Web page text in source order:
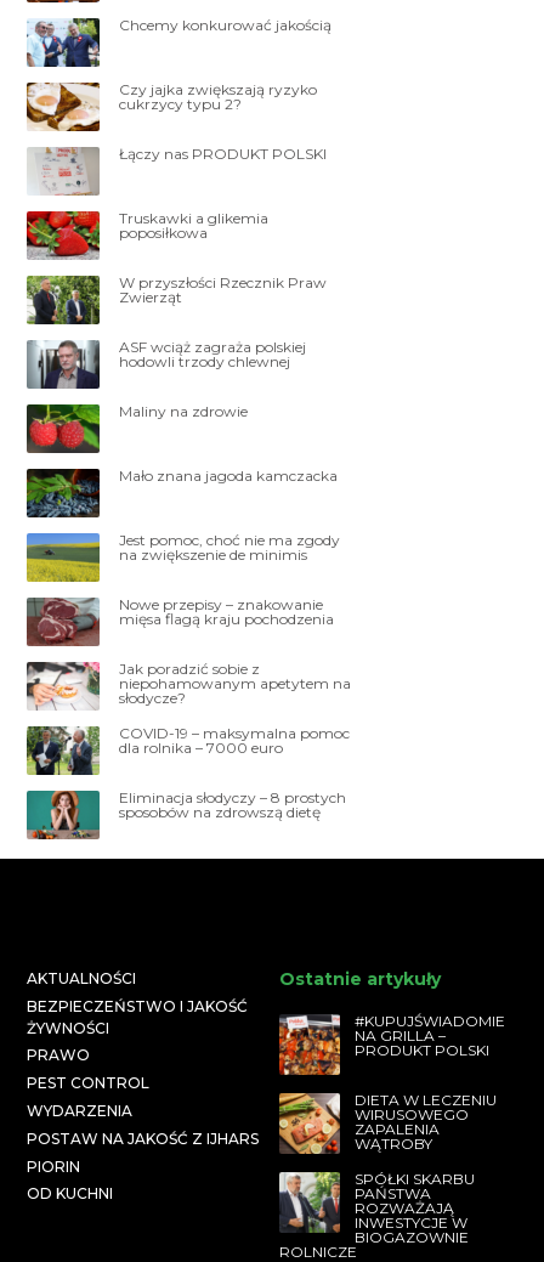
Chcemy konkurować jakością
Czy jajka zwiększają ryzyko
cukrzycy typu 2?
Łączy nas PRODUKT POLSKI
Truskawki a glikemia
poposiłkowa
W przyszłości Rzecznik Praw
Zwierząt
ASF wciąż zagraża polskiej
hodowli trzody chlewnej
Maliny na zdrowie
Mało znana jagoda kamczacka
Jest pomoc, choć nie ma zgody
na zwiększenie de minimis
Nowe przepisy – znakowanie
mięsa flagą kraju pochodzenia
Jak poradzić sobie z
niepohamowanym apetytem na
słodycze?
COVID-19 – maksymalna pomoc
dla rolnika – 7000 euro
Eliminacja słodyczy – 8 prostych
sposobów na zdrowszą dietę
AKTUALNOŚCI
BEZPIECZEŃSTWO I JAKOŚĆ
ŻYWNOŚCI
PRAWO
PEST CONTROL
WYDARZENIA
POSTAW NA JAKOŚĆ Z IJHARS
PIORIN
OD KUCHNI
Ostatnie artykuły
#KUPUJŚWIADOMIE
NA GRILLA –
PRODUKT POLSKI
DIETA W LECZENIU
WIRUSOWEGO
ZAPALENIA
WĄTROBY
SPÓŁKI SKARBU
PAŃSTWA
ROZWAŻAJĄ
INWESTYCJE W
BIOGAZOWNIE
ROLNICZE